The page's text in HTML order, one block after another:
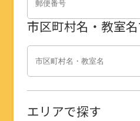
市区町村名・教室
エリアで探す